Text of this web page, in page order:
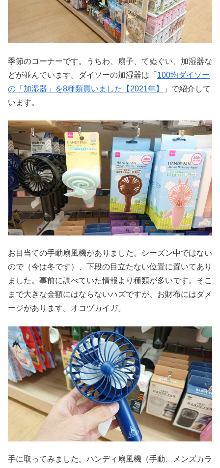
季節のコーナーです。うちわ、扇子、てぬぐい、加湿器な
どが並んでいます。ダイソーの加湿器は「 100均ダイソー
の「加湿器」を8種類買いました【2021年】
」で紹介して
います。
お目当ての手動扇風機がありました。シーズン中ではない
ので（今は冬です）、下段の目立たない位置に置いてあり
ました。事前に調べていた情報より種類が多いです。そこ
まで大きな金額にはならないハズですが、お財布にはダメ
ージがあります。オコヅカイガ。
手に取ってみました。ハンディ扇風機（手動、メンズカラ